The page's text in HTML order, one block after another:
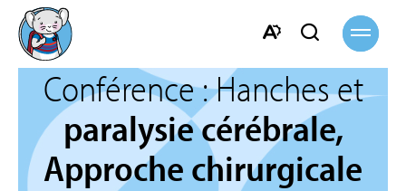
la
barre
d'accessibilité.
Ouvrir
barre
de
recherche
Ouvrir
la
Conférence : Hanches et
paralysie cérébrale,
Approche chirurgicale